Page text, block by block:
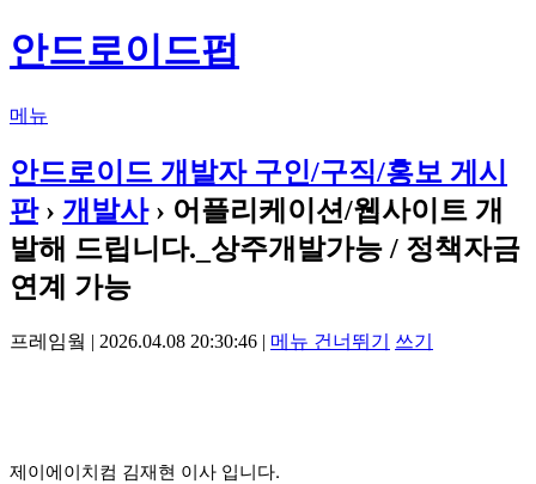
안드로이드펍
메뉴
안드로이드 개발자 구인/구직/홍보 게시
판› 개발사› 어플리케이션/웹사이트 개
발해 드립니다._상주개발가능 / 정책자금
연계 가능
프레임웤 | 2026.04.08 20:30:46 | 메뉴 건너뛰기 쓰기
제이에이치컴 김재현 이사 입니다.